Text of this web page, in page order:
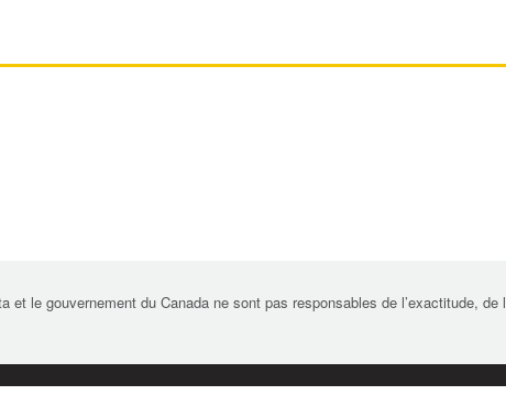
et le gouvernement du Canada ne sont pas responsables de l’exactitude,